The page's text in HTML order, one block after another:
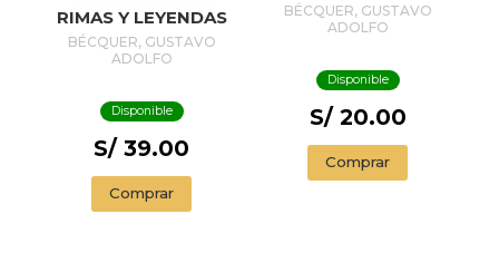
RIMAS Y LEYENDAS
BÉCQUER, GUSTAVO
ADOLFO
Disponible
S/ 39.00
Comprar
BÉCQUER, GUSTAVO
ADOLFO
Disponible
S/ 20.00
Comprar